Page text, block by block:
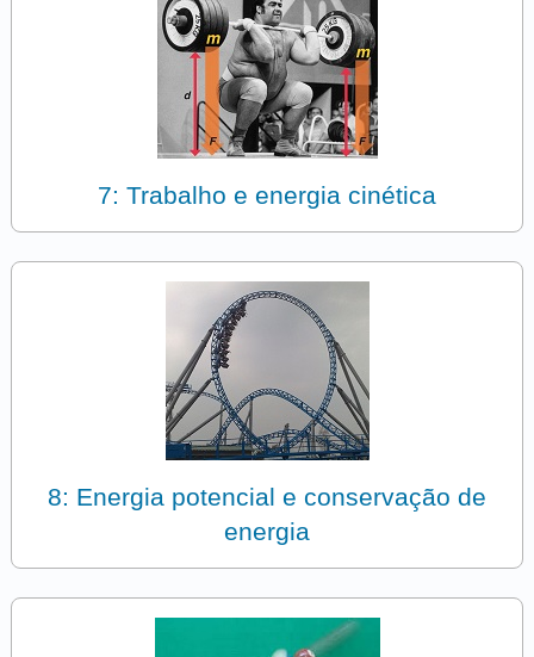
7: Trabalho e energia cinética
8: Energia potencial e conservação de
energia